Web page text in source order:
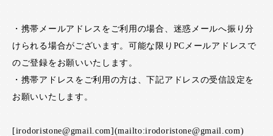
・携帯メールアドレスをご利用の場合、迷惑メールへ振り分
けられる場合がございます。可能な限りPCメールアドレスで
のご登録をお願いいたします。
・携帯アドレスをご利用の方は、下記アドレスの受信設定を
お願いいたします。
[irodoristone@gmail.com](mailto:irodoristone@gmail.com)